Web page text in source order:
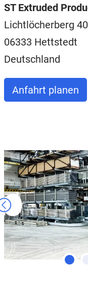
ST Extruded
Lichtlöcherberg 40
06333 Hettstedt
Deutschland
Anfahrt planen